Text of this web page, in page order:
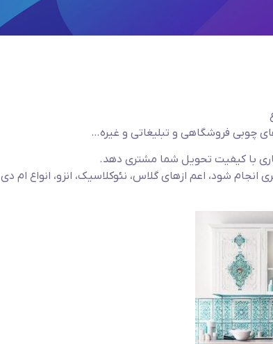
چوبی فروشگاهی و تبلیغاتی و غیره…
کاری با کیفیت تحویل شما مشتری دهد.
شود، اعم ازهای گلاس، نئوکلاسیک، انزو، انواع ام دی